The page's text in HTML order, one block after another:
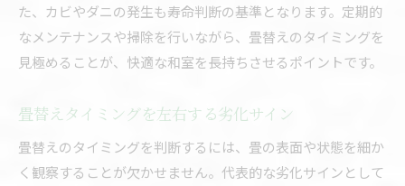
た、カビやダニの発生も寿命判断の基準となります。定期的
なメンテナンスや掃除を行いながら、畳替えのタイミングを
見極めることが、快適な和室を長持ちさせるポイントです。
畳替えタイミングを左右する劣化サイン
畳替えのタイミングを判断するには、畳の表面や状態を細か
く観察することが欠かせません。代表的な劣化サインとして